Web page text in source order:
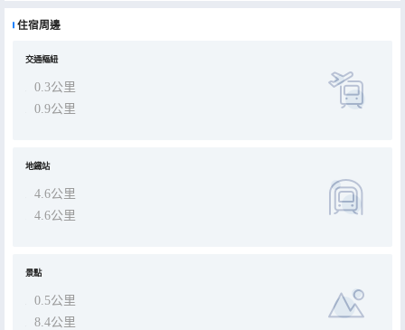
供提供客房服務
住宿周邊
交通樞紐
0.3公里
0.9公里
地鐵站
4.6公里
4.6公里
景點
0.5公里
8.4公里